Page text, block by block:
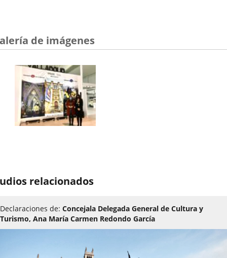
de imágenes
relacionados
Declaraciones de: Concejala Delegada General de Cultura y
Turismo, Ana María Carmen Redondo García